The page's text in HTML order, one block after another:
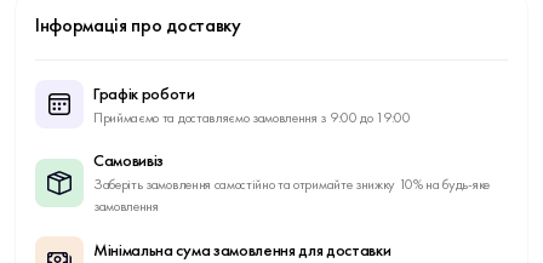
Інформація про доставку
Графік роботи
Приймаємо та доставляємо замовлення з 9:00 до 19:00
Самовивіз
Заберіть замовлення самостійно та отримайте знижку 10% на будь-яке
замовлення
Мінімальна сума замовлення для доставки